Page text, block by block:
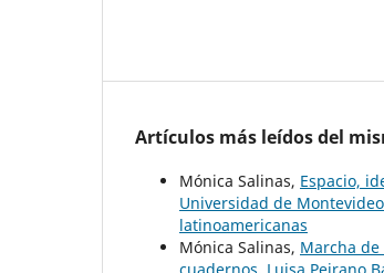
Artículos más leídos del
Mónica Salinas, Espacio,
Universidad de
latinoamericanas
Mónica Salinas, Marcha